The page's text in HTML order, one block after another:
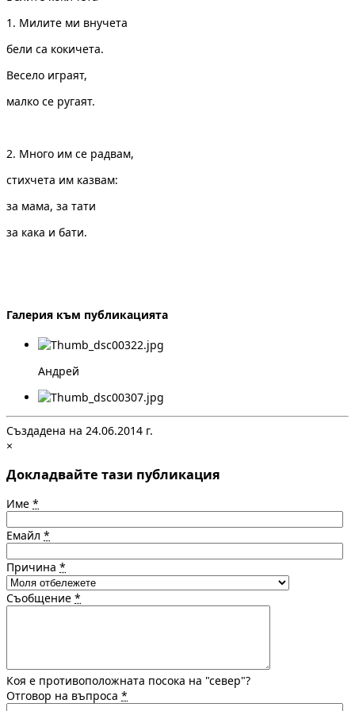
1. Милите ми внучета
бели са кокичета.
Весело играят,
малко се ругаят.
2. Много им се радвам,
стихчета им казвам:
за мама, за тати
за кака и бати.
Галерия към публикацията
Андрей
Създадена на 24.06.2014 г.
×
Докладвайте тази публикация
Име *
Емайл *
Причина *
Съобщение *
Коя е противоположната посока на "север"?
Отговор на въпроса *